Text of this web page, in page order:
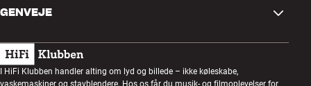
Fortryd ordre
Handelsbetingelser
Kundeklub
Lytteaften
GENVEJE
Gavekort
Byg med lyd
I HiFi Klubben handler alting om lyd og billede – ikke køleskabe,
vaskemaskiner og stavblendere. Hos os får du musik- og filmoplevelser for